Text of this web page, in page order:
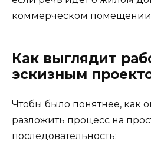
коммерческом
Как выглядит
эскизным
Чтобы было понятнее, как
разложить процесс на
последовательность: